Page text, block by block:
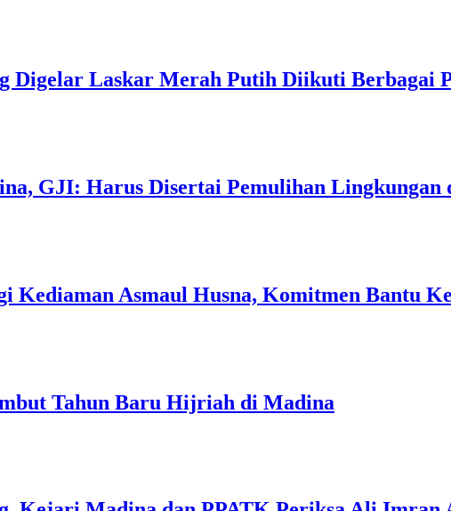
Digelar Laskar Merah Putih Diikuti Berbagai
GJI: Harus Disertai Pemulihan Lingkungan
Kediaman Asmaul Husna, Komitmen Bantu
Tahun Baru Hijriah di Madina